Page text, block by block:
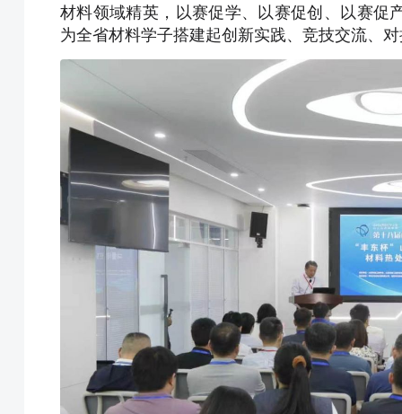
材料领域精英，以赛促学、以赛促创、以赛促
为全省材料学子搭建起创新实践、竞技交流、